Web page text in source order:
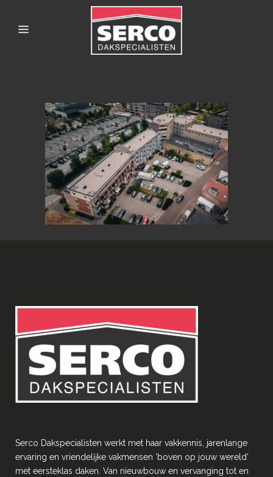
167HARDENBERG-8
Serco Dakspecialisten werkt met haar vakkennis, jarenlange
ervaring en vriendelĳke vakmensen ‘boven op jouw wereld’
met eersteklas daken. Van nieuwbouw en vervanging tot en